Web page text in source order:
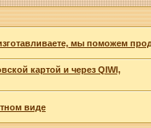
мы поможем
картой и через QIWI,
виде